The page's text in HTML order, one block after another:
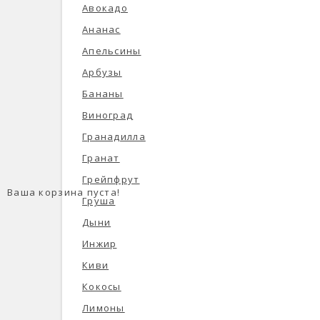
Ваша корзина пуста!
Авокадо
Ананас
Апельсины
Арбузы
Бананы
Виноград
Гранадилла
Гранат
Грейпфрут
Груша
Дыни
Инжир
Киви
Кокосы
Лимоны